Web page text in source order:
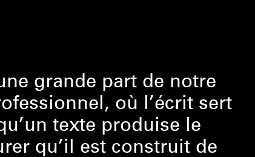
grande part de notre
où l’écrit sert
texte produise le
qu’il est construit de